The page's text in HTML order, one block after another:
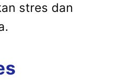
stres dan